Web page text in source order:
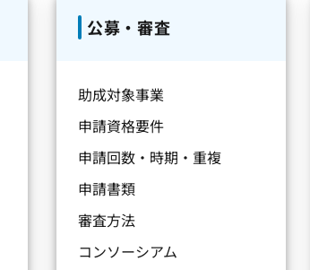
公募・審査
助成対象事業
申請資格要件
申請回数・時期・重複
申請書類
審査方法
コンソーシアム